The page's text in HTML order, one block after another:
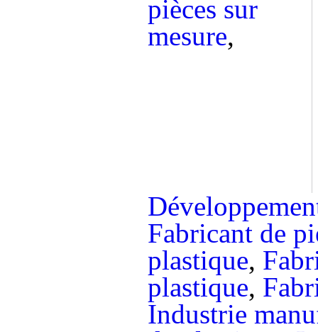
pièces sur
mesure,
Fabricant de
plastique,
plastique,
Industrie